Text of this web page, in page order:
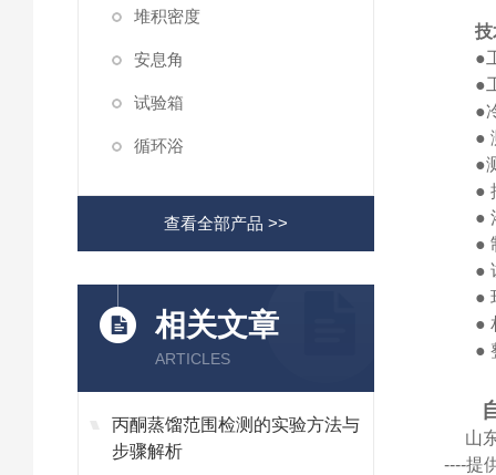
堆积密度
安息角
试验箱
循环浴
查看全部产品 >>
相关文章
ARTICLES
丙酮蒸馏范围检测的实验方法与
步骤解析
技
●
●
●
●
●
●
●
●
●
●
●
●
山
----提